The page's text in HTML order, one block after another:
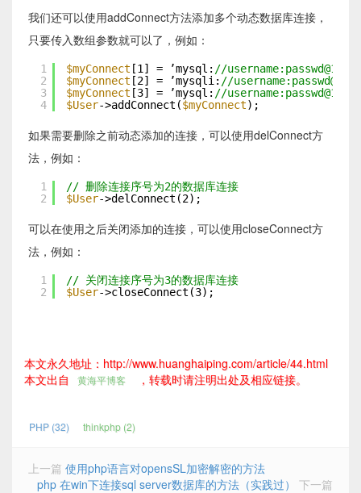
我们还可以使用addConnect方法添加多个动态数据库连接，
只要传入数组参数就可以了，例如：
1
2
3
4
$myConnect [1] = ’mysql: //
$myConnect [2] = ’mysqli: //
$myConnect [3] = ’mysql: //
$User->addConnect($myConnect);
如果需要删除之前动态添加的连接，可以使用delConnect方
法，例如：
1
2
// 删除连接序号为2的数据库连接
$User->delConnect(2);
可以在使用之后关闭添加的连接，可以使用closeConnect方
法，例如：
1
2
// 关闭连接序号为3的数据库连接
$User->closeConnect(3);
本文永久地址：http://www.huanghaiping.com/article/44.html
本文出自
黄海平博客 ，转载时请注明出处及相应链接。
PHP (32) thinkphp (2)
上一篇 使用php语言对opensSL加密解密的方法
php 在win下连接sql server数据库的方法（实践过）
下一篇